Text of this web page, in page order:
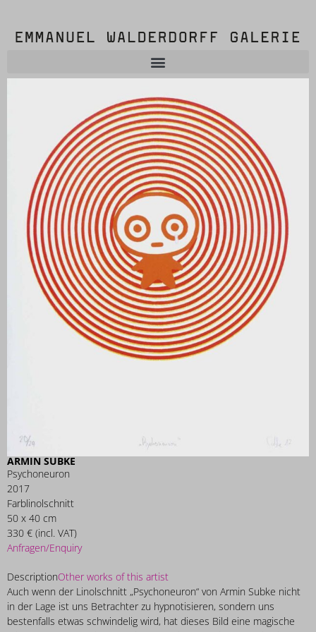
ARMIN SUBKE
Psychoneuron
2017
Farblinolschnitt
50 x 40 cm
330 € (incl. VAT)
Anfragen/Enquiry
DescriptionOther works of this artist
Auch wenn der Linolschnitt „Psychoneuron“ von Armin Subke nicht
in der Lage ist uns Betrachter zu hypnotisieren, sondern uns
bestenfalls etwas schwindelig wird, hat dieses Bild eine magische